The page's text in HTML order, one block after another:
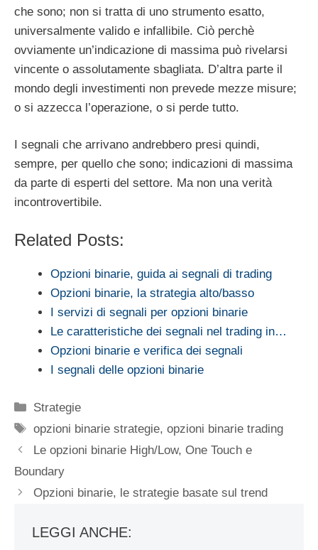
che sono; non si tratta di uno strumento esatto,
universalmente valido e infallibile. Ciò perchè
ovviamente un’indicazione di massima può rivelarsi
vincente o assolutamente sbagliata. D’altra parte il
mondo degli investimenti non prevede mezze misure;
o si azzecca l’operazione, o si perde tutto.
I segnali che arrivano andrebbero presi quindi,
sempre, per quello che sono; indicazioni di massima
da parte di esperti del settore. Ma non una verità
incontrovertibile.
Related Posts:
Opzioni binarie, guida ai segnali di trading
Opzioni binarie, la strategia alto/basso
I servizi di segnali per opzioni binarie
Le caratteristiche dei segnali nel trading in…
Opzioni binarie e verifica dei segnali
I segnali delle opzioni binarie
Categorie
Strategie
Tag
opzioni binarie strategie,opzioni binarie trading
Le opzioni binarie High/Low, One Touch e
Boundary
Opzioni binarie, le strategie basate sul trend
LEGGI ANCHE: